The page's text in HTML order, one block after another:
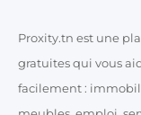
Proxity.tn est une
gratuites qui vous
facilement :